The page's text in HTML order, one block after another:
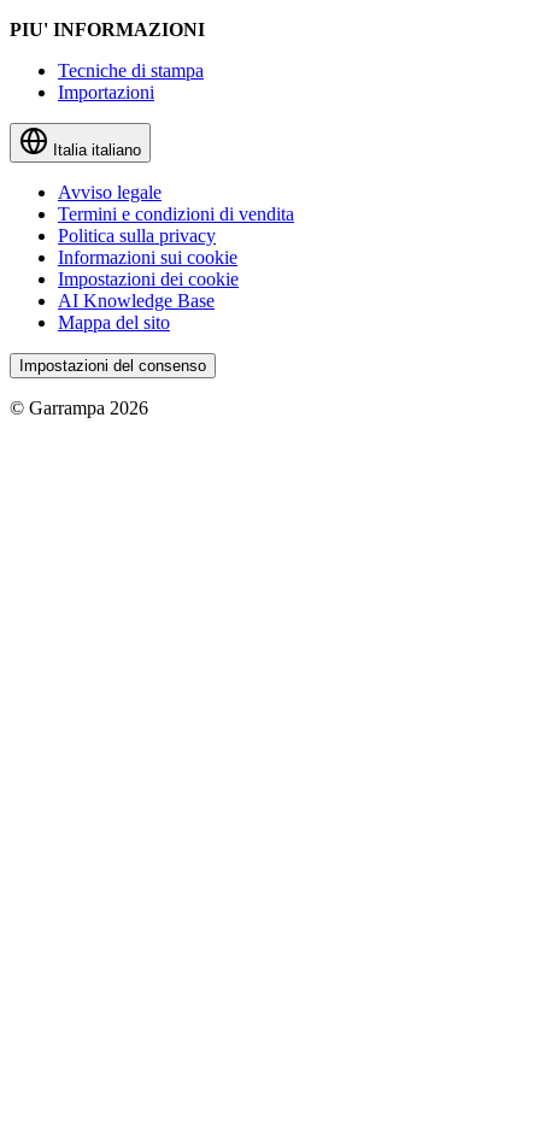
PIU' INFORMAZIONI
Tecniche di stampa
Importazioni
Italia italiano
Avviso legale
Termini e condizioni di vendita
Politica sulla privacy
Informazioni sui cookie
Impostazioni dei cookie
AI Knowledge Base
Mappa del sito
Impostazioni del consenso
© Garrampa 2026